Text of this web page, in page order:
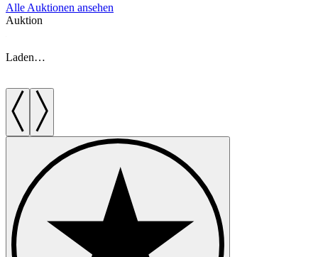
Alle Auktionen ansehen
Auktion
Laden…